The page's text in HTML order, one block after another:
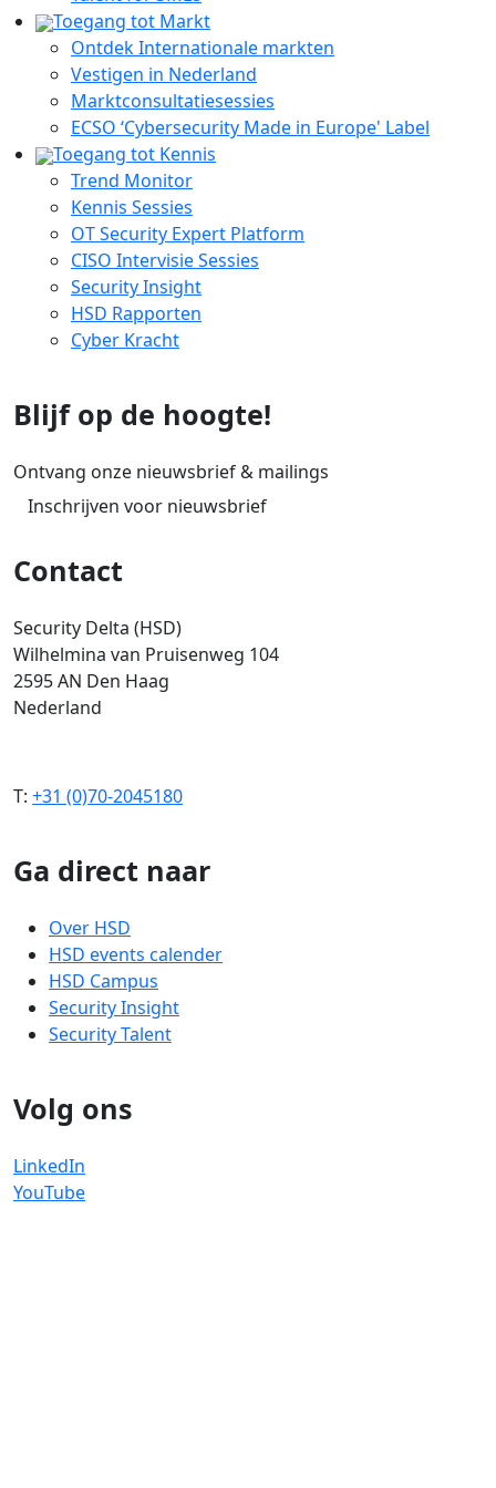
Toegang tot Markt
Ontdek Internationale markten
Vestigen in Nederland
Marktconsultatiesessies
ECSO ‘Cybersecurity Made in Europe' Label
Toegang tot Kennis
Trend Monitor
Kennis Sessies
OT Security Expert Platform
CISO Intervisie Sessies
Security Insight
HSD Rapporten
Cyber Kracht
Blijf op de hoogte!
Ontvang onze nieuwsbrief & mailings
Inschrijven voor nieuwsbrief
Contact
Security Delta (HSD)
Wilhelmina van Pruisenweg 104
2595 AN Den Haag
Nederland
T: +31 (0)70-2045180
Ga direct naar
Over HSD
HSD events calender
HSD Campus
Security Insight
Security Talent
Volg ons
LinkedIn
YouTube